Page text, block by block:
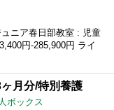
ニア春日部教室 : 児童
円-285,900円 ライ
月分/特別養護
ボックス